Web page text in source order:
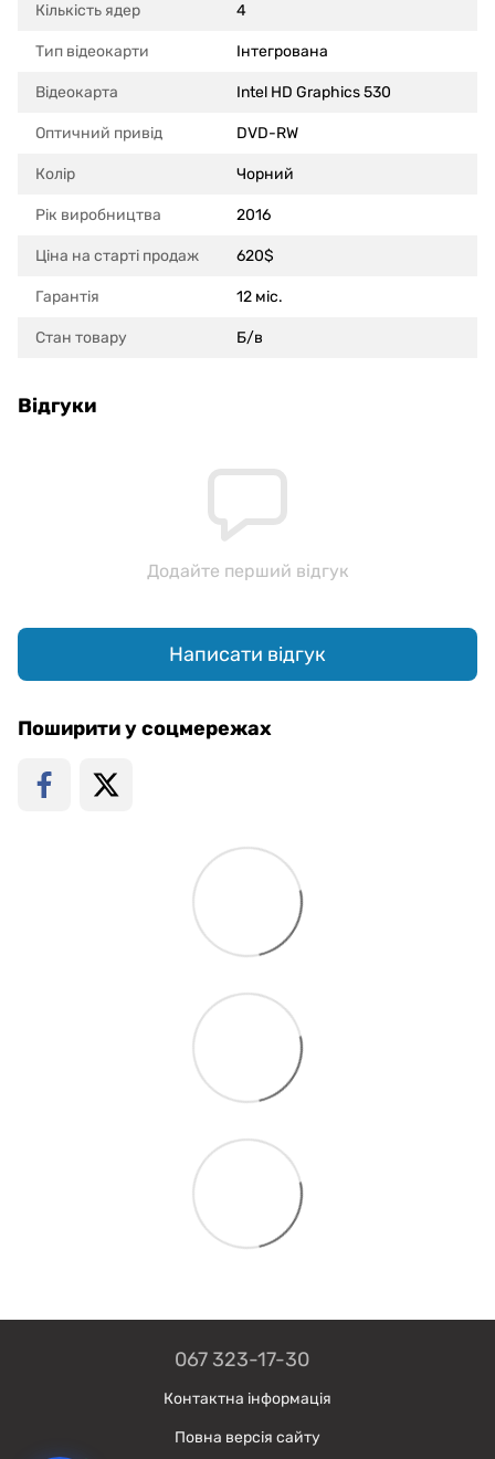
Кількість ядер 4
Тип відеокарти Інтегрована
Відеокарта Intel HD Graphics 530
Оптичний привід DVD-RW
Колір Чорний
Рік виробництва 2016
Ціна на старті продаж 620$
Гарантія 12 міс.
Стан товару Б/в
Відгуки
Додайте перший відгук
Написати відгук
Поширити у соцмережах
067 323-17-30
Контактна інформація
Повна версія сайту